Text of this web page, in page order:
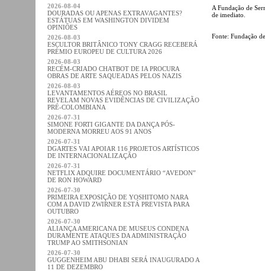
2026-08-04
DOURADAS OU APENAS EXTRAVAGANTES?
ESTÁTUAS EM WASHINGTON DIVIDEM
OPINIÕES
2026-08-03
ESCULTOR BRITÂNICO TONY CRAGG RECEBERÁ
PRÉMIO EUROPEU DE CULTURA 2026
2026-08-03
RECÉM-CRIADO CHATBOT DE IA PROCURA
OBRAS DE ARTE SAQUEADAS PELOS NAZIS
2026-08-03
LEVANTAMENTOS AÉREOS NO BRASIL
REVELAM NOVAS EVIDÊNCIAS DE CIVILIZAÇÃO
PRÉ-COLOMBIANA
2026-07-31
SIMONE FORTI GIGANTE DA DANÇA PÓS-
MODERNA MORREU AOS 91 ANOS
2026-07-31
DGARTES VAI APOIAR 116 PROJETOS ARTÍSTICOS
DE INTERNACIONALIZAÇÃO
2026-07-31
NETFLIX ADQUIRE DOCUMENTÁRIO “AVEDON”
DE RON HOWARD
2026-07-30
PRIMEIRA EXPOSIÇÃO DE YOSHITOMO NARA
COM A DAVID ZWIRNER ESTÁ PREVISTA PARA
OUTUBRO
2026-07-30
ALIANÇA AMERICANA DE MUSEUS CONDENA
DURAMENTE ATAQUES DA ADMINISTRAÇÃO
TRUMP AO SMITHSONIAN
2026-07-30
GUGGENHEIM ABU DHABI SERÁ INAUGURADO A
11 DE DEZEMBRO
A Fundação de
de imediato.
Fonte: Fundação